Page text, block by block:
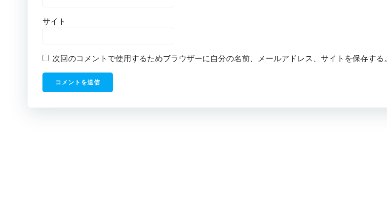
サイト
次回のコメントで使用するためブラウザーに自分の名前、メールアドレス、サイトを保存する。